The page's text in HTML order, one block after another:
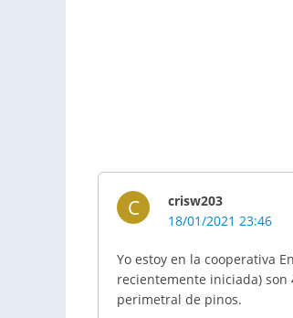
C
crisw203
18/01/2021 23:46
Yo estoy en la cooperativa
recientemente iniciada)
perimetral de pinos.